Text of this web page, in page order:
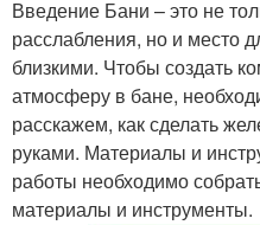
Введение Бани – это не
расслабления, но и место
близкими. Чтобы создать
атмосферу в бане,
расскажем, как сделать
руками. Материалы и
работы необходимо
материалы и инструменты.